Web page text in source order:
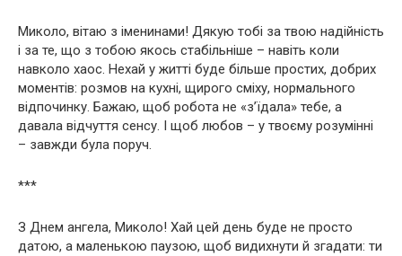
Миколо, вітаю з іменинами! Дякую тобі за твою надійність
і за те, що з тобою якось стабільніше – навіть коли
навколо хаос. Нехай у житті буде більше простих, добрих
моментів: розмов на кухні, щирого сміху, нормального
відпочинку. Бажаю, щоб робота не «з’їдала» тебе, а
давала відчуття сенсу. І щоб любов – у твоєму розумінні
– завжди була поруч.
***
З Днем ангела, Миколо! Хай цей день буде не просто
датою, а маленькою паузою, щоб видихнути й згадати: ти